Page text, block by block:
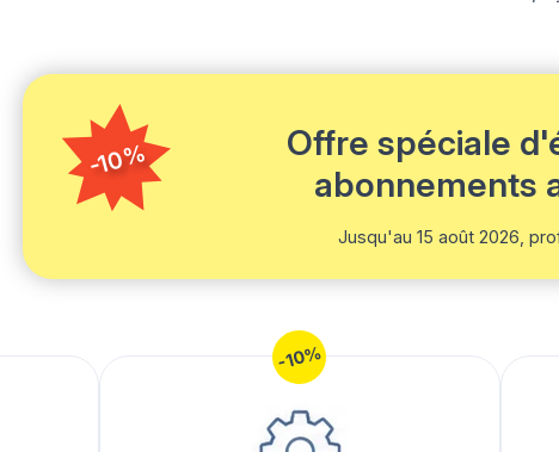
-10%
Offre spéciale
abonnements
Jusqu'au 15 août 2026,
-10%